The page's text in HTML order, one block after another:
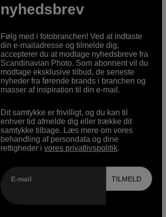
nyhedsbrev
Følg med i fotobranchen! Ved at indtaste
din e-mailadresse og tilmelde dig,
accepterer du at modtage nyhedsbreve fra
Scandinavian Photo. Som abonnent vil du
modtage eksklusive tilbud, de seneste
nyheder fra førende brands i branchen og
masser af inspiration til din e-mail.
Dit samtykke er frivilligt, og du kan til
enhver tid afmelde dig eller trække dit
samtykke tilbage. Læs mere om vores
behandling af persondata og dine
rettigheder ivores privatlivspolitik.
E-mail TILMELD